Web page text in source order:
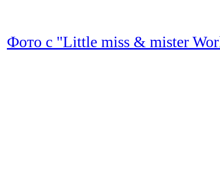
Фото с "Little miss & mister